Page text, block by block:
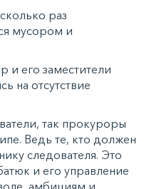
раз
мусором и
и его заместители
на отсутствие
так прокуроры
Ведь те, кто должен
следователя. Это
и его управление
амбициям и